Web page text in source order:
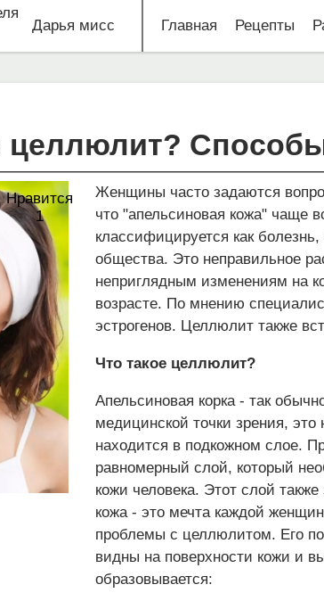
Дарья мисс Главная Рецепты
целлюлит?
Нравится
1
Женщины часто задаются
что "апельсиновая кожа" чаще
классифицируется как
общества. Это неправильное
неприглядным изменениям на
возрасте. По мнению
эстрогенов. Целлюлит также
Что такое целлюлит?
Апельсиновая корка - так
медицинской точки зрения, это
находится в подкожном слое.
равномерный слой, который
кожи человека. Этот слой
кожа - это мечта каждой
проблемы с целлюлитом. Его
видны на поверхности кожи и
образовывается: